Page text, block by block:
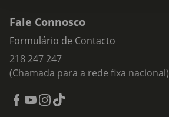
Fale Connosco
Formulário de Contacto
218 247 247
(Chamada para a rede fixa nacional)